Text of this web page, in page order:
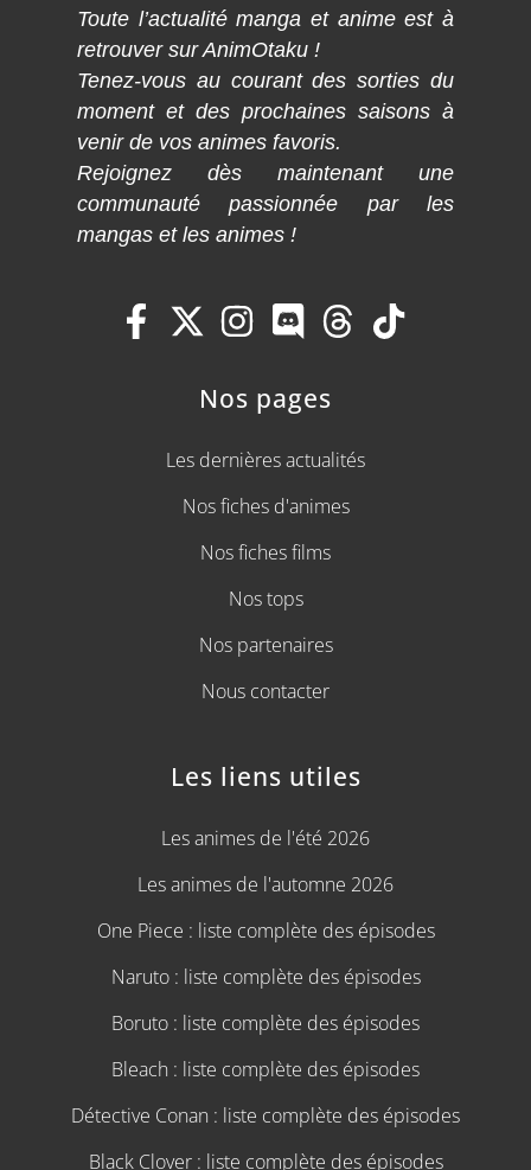
Toute l’actualité manga et anime est à
retrouver sur AnimOtaku !
Tenez-vous au courant des sorties du
moment et des prochaines saisons à
venir de vos animes favoris.
Rejoignez dès maintenant une
communauté passionnée par les
mangas et les animes !
Nos pages
Les dernières actualités
Nos fiches d'animes
Nos fiches films
Nos tops
Nos partenaires
Nous contacter
Les liens utiles
Les animes de l'été 2026
Les animes de l'automne 2026
One Piece : liste complète des épisodes
Naruto : liste complète des épisodes
Boruto : liste complète des épisodes
Bleach : liste complète des épisodes
Détective Conan : liste complète des épisodes
Black Clover : liste complète des épisodes